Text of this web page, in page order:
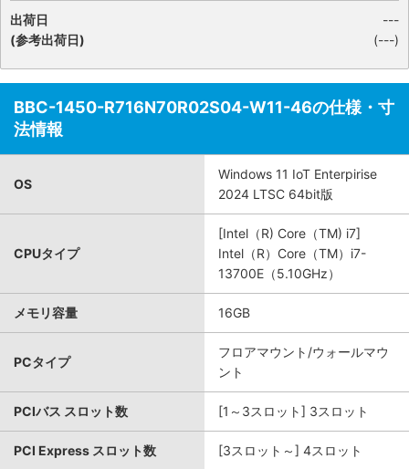
出荷日
(参考出荷日)
---
(---)
BBC-1450-R716N70R02S04-W11-46の仕様・寸
法情報
OS
Windows 11 IoT Enterpirise
2024 LTSC 64bit版
CPUタイプ
[Intel（R) Core（TM) i7]
Intel（R）Core（TM）i7-
13700E（5.10GHz）
メモリ容量 16GB
PCタイプ
フロアマウント/ウォールマウ
ント
PCIバス スロット数 [1～3スロット] 3スロット
PCI Express スロット数 [3スロット～] 4スロット